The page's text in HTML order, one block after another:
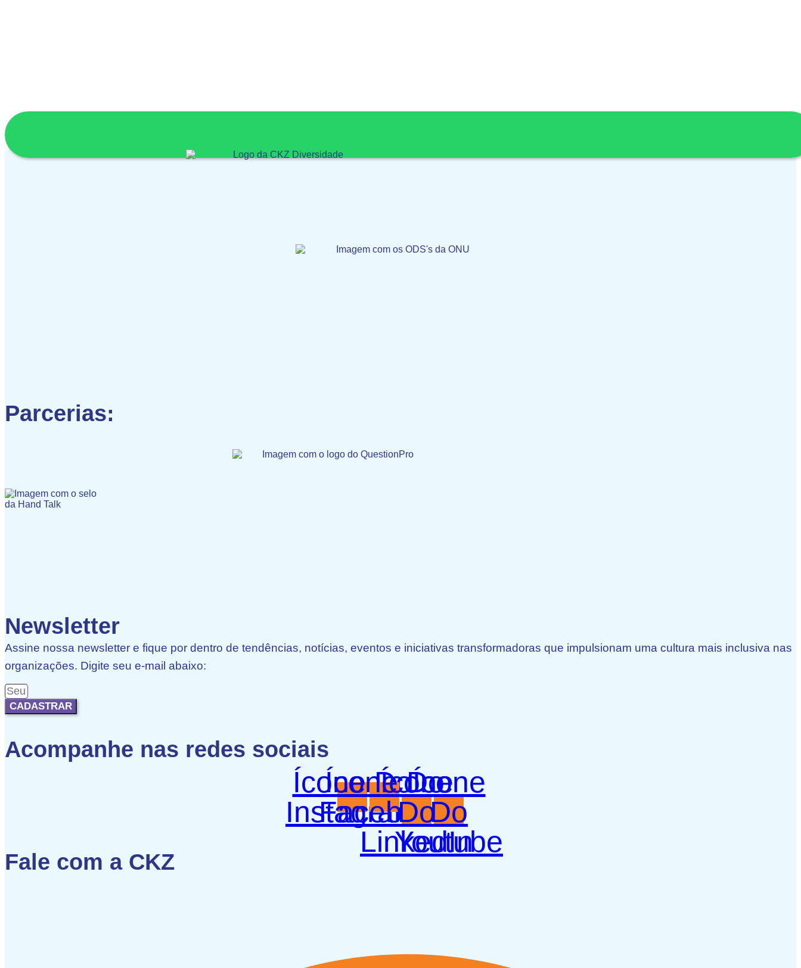
Parcerias:
Newsletter
Assine nossa newsletter e fique por dentro de tendências, notícias, eventos e iniciativas transformadoras que impulsionam uma cultura mais inclusiva nas
organizações. Digite seu e-mail abaixo:
CADASTRAR
Acompanhe nas redes sociais
Ícone Do
Instagram
Ícone Do
Facebook
Ícone
Do
LinkedIn
Ícone
Do
Youtube
Fale com a CKZ